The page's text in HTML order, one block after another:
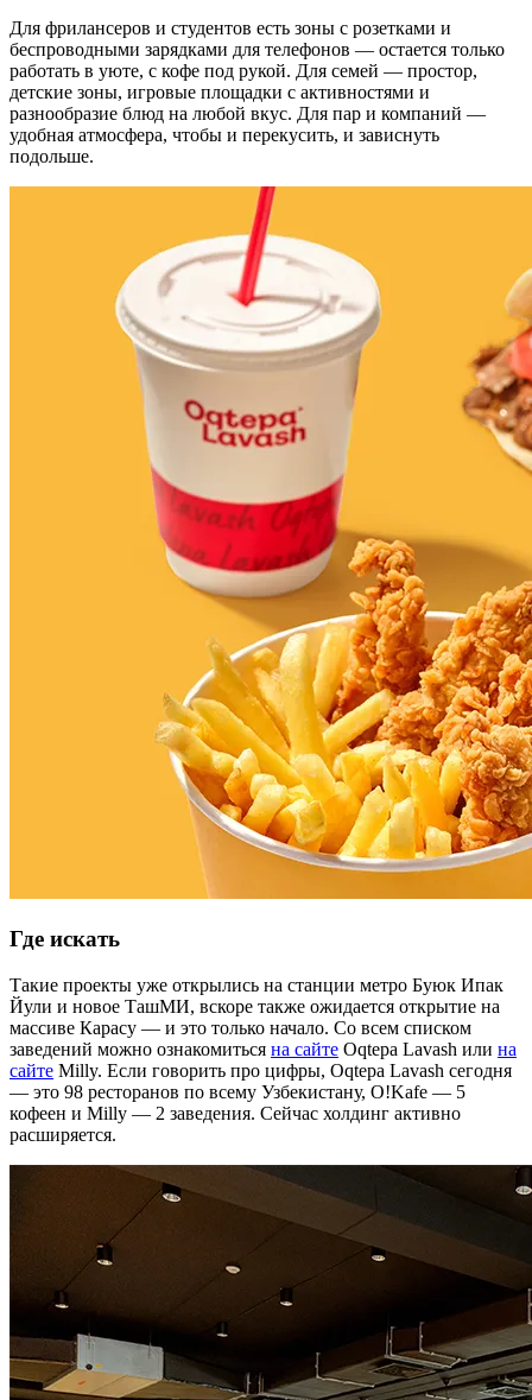
Для фрилансеров и студентов есть зоны с розетками и
беспроводными зарядками для телефонов — остается только
работать в уюте, с кофе под рукой. Для семей — простор,
детские зоны, игровые площадки с активностями и
разнообразие блюд на любой вкус. Для пар и компаний —
удобная атмосфера, чтобы и перекусить, и зависнуть
подольше.
Где искать
Такие проекты уже открылись на станции метро Буюк Ипак
Йули и новое ТашМИ, вскоре также ожидается открытие на
массиве Карасу — и это только начало. Со всем списком
заведений можно ознакомиться на сайте Oqtepa Lavash или на
сайте Milly. Если говорить про цифры, Oqtepa Lavash сегодня
— это 98 ресторанов по всему Узбекистану, O!Kafe — 5
кофеен и Milly — 2 заведения. Сейчас холдинг активно
расширяется.